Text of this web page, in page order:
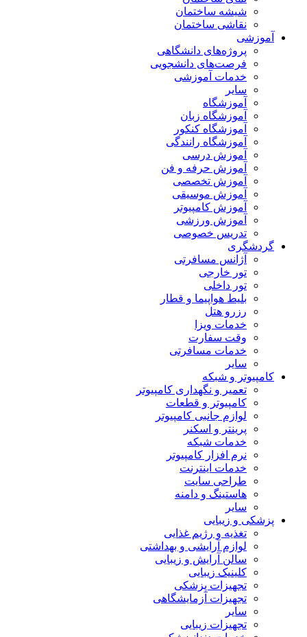
شیشه ساختمان
نقاشی ساختمان
آموزشی
پروژه‌های دانشگاهی
فرصت‌های دانشجویی
خدمات آموزشی
سایر
آموزشگاه
آموزشگاه زبان
آموزشگاه کنکور
آموزشگاه رانندگی
آموزش درسی
آموزش حرفه و فن
آموزش تخصصی
آموزش موسیقی
آموزش کامپیوتر
آموزش ورزشی
تدریس خصوصی
گردشگری
آژانس مسافرتی
تور خارجی
تور داخلی
بلیط هواپیما و قطار
رزرو هتل
خدمات ویزا
وقت سفارت
خدمات مسافرتی
سایر
کامپیوتر و شبکه
تعمیر و نگهداری کامپیوتر
کامپیوتر و قطعات
لوازم جانبی کامپیوتر
پرینتر و اسکنر
خدمات شبکه
نرم افزار کامپیوتر
خدمات اینترنت
طراحی سایت
هاستینگ و دامنه
سایر
پزشکی و زیبایی
تغذیه و رژیم غذایی
لوازم آرایشی و بهداشتی
سالن آرایش و زیبایی
کلینیک زیبایی
تجهیزات پزشکی
تجهیزات آزمایشگاهی
سایر
تجهیزات زیبایی